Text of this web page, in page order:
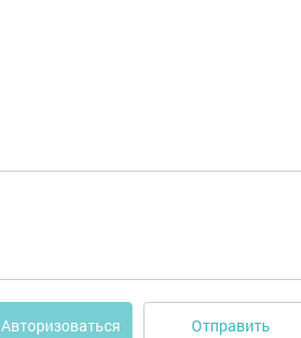
Авторизоваться Отправить